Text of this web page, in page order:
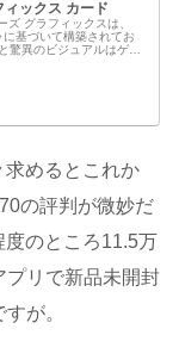
ックス カード
グラフィックスは、
基づいて構築されてお
驚異のビジュアルはゲー
求めるとこれか
の評判が微妙だ
のところ11.5万
プリで新品未開封
が。